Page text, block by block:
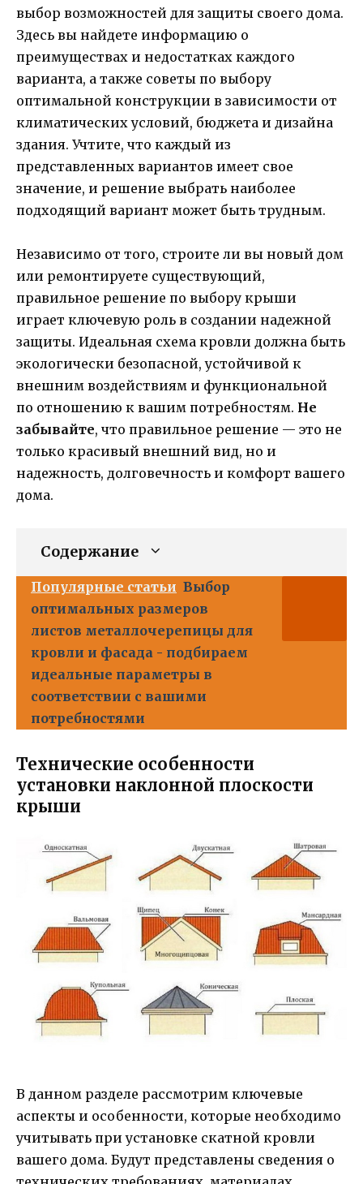
выбор возможностей для защиты своего дома.
Здесь вы найдете информацию о
преимуществах и недостатках каждого
варианта, а также советы по выбору
оптимальной конструкции в зависимости от
климатических условий, бюджета и дизайна
здания. Учтите, что каждый из
представленных вариантов имеет свое
значение, и решение выбрать наиболее
подходящий вариант может быть трудным.
Независимо от того, строите ли вы новый дом
или ремонтируете существующий,
правильное решение по выбору крыши
играет ключевую роль в создании надежной
защиты. Идеальная схема кровли должна быть
экологически безопасной, устойчивой к
внешним воздействиям и функциональной
по отношению к вашим потребностям. Не
забывайте, что правильное решение — это не
только красивый внешний вид, но и
надежность, долговечность и комфорт вашего
дома.
Содержание
Популярные статьи Выбор
оптимальных размеров
листов металлочерепицы для
кровли и фасада - подбираем
идеальные параметры в
соответствии с вашими
потребностями
Технические особенности
установки наклонной плоскости
крыши
В данном разделе рассмотрим ключевые
аспекты и особенности, которые необходимо
учитывать при установке скатной кровли
вашего дома. Будут представлены сведения о